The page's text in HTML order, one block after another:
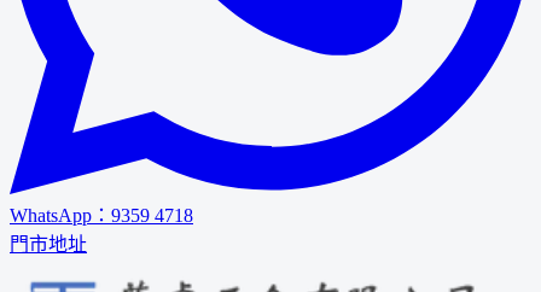
WhatsApp： 9359 4718
門市地址